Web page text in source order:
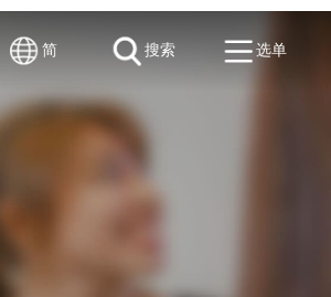
简 搜索 选单